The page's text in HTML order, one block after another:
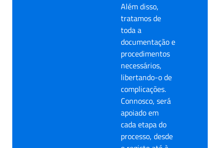
Além disso,
tratamos de
toda a
documentação e
procedimentos
necessários,
libertando-o de
complicações.
Connosco, será
apoiado em
cada etapa do
processo, desde